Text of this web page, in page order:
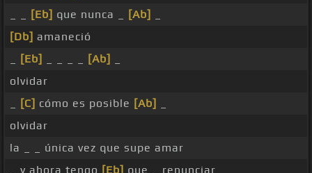
[Eb] que nunca _ [Ab]
[Db] amaneció
[Eb] [Ab]
olvidar
[C] cómo es posible [Ab]
olvidar
la _ _ única vez que supe amar
_ y ahora tengo [Eb] que _ renunciar